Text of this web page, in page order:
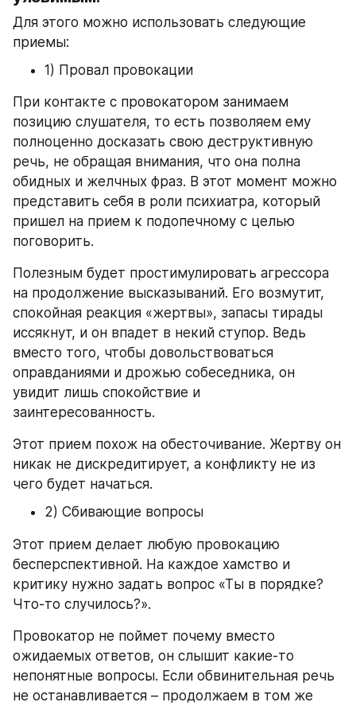
Для этого можно использовать следующие
приемы:
1) Провал провокации
При контакте с провокатором занимаем
позицию слушателя, то есть позволяем ему
полноценно досказать свою деструктивную
речь, не обращая внимания, что она полна
обидных и желчных фраз. В этот момент можно
представить себя в роли психиатра, который
пришел на прием к подопечному с целью
поговорить.
Полезным будет простимулировать агрессора
на продолжение высказываний. Его возмутит,
спокойная реакция «жертвы», запасы тирады
иссякнут, и он впадет в некий ступор. Ведь
вместо того, чтобы довольствоваться
оправданиями и дрожью собеседника, он
увидит лишь спокойствие и
заинтересованность.
Этот прием похож на обесточивание. Жертву он
никак не дискредитирует, а конфликту не из
чего будет начаться.
2) Сбивающие вопросы
Этот прием делает любую провокацию
бесперспективной. На каждое хамство и
критику нужно задать вопрос «Ты в порядке?
Что-то случилось?».
Провокатор не поймет почему вместо
ожидаемых ответов, он слышит какие-то
непонятные вопросы. Если обвинительная речь
не останавливается – продолжаем в том же